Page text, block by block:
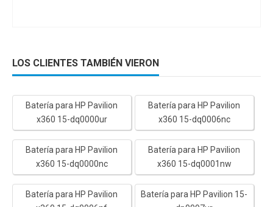
LOS CLIENTES TAMBIÉN VIERON
Batería para HP Pavilion
x360 15-dq0000ur
Batería para HP Pavilion
x360 15-dq0006nc
Batería para HP Pavilion
x360 15-dq0000nc
Batería para HP Pavilion
x360 15-dq0001nw
Batería para HP Pavilion
Batería para HP Pavilion 15-